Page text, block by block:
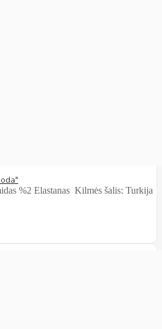
%2 Elastanas Kilmės šalis: Turkija